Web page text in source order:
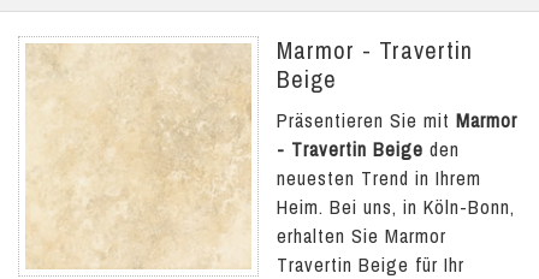
Marmor - Travertin
Beige
Präsentieren Sie mit Marmor
- Travertin Beige den
neuesten Trend in Ihrem
Heim. Bei uns, in Köln-Bonn,
erhalten Sie Marmor
Travertin Beige für Ihr